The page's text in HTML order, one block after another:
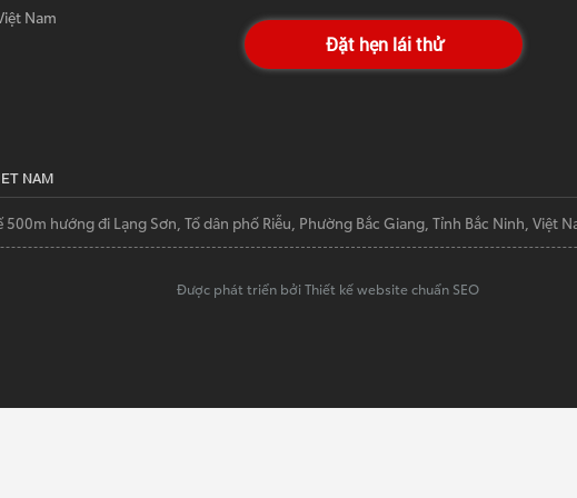
Nam
Đặt hẹn lái thử
NAM
hướng đi Lạng Sơn, Tổ dân phố Riễu, Phường Bắc Giang, Tỉnh Bắc Ninh, Việt
Được phát triển bởi Thiết kế website chuẩn SEO